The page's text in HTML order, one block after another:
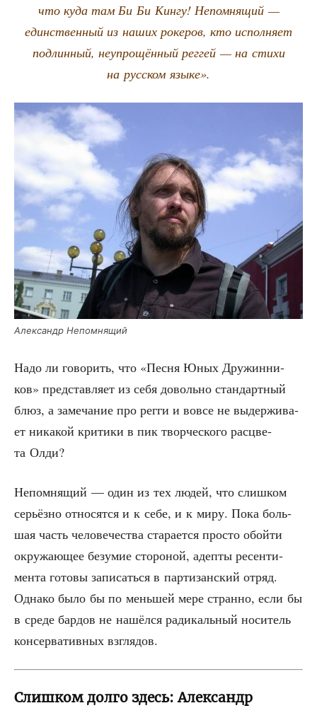
что куда там Би Би Кин­гу! Непом­ня­щий —
един­ствен­ный из наших роке­ров, кто испол­ня­ет
под­лин­ный, неу­про­щён­ный рег­гей — на сти­хи
на рус­ском языке».
Алек­сандр Непомнящий
Надо ли гово­рить, что «Пес­ня Юных Дру­жин­ни­
ков» пред­став­ля­ет из себя доволь­но стан­дарт­ный
блюз, а заме­ча­ние про рег­ги и вовсе не выдер­жи­ва­
ет ника­кой кри­ти­ки в пик твор­че­ско­го рас­цве­
та Олди?
Непом­ня­щий — один из тех людей, что слиш­ком
серьёз­но отно­сят­ся и к себе, и к миру. Пока боль­
шая часть чело­ве­че­ства ста­ра­ет­ся про­сто обой­ти
окру­жа­ю­щее безу­мие сто­ро­ной, адеп­ты ресен­ти­
мен­та гото­вы запи­сать­ся в пар­ти­зан­ский отряд.
Одна­ко было бы по мень­шей мере стран­но, если бы
в сре­де бар­дов не нашёл­ся ради­каль­ный носи­тель
кон­сер­ва­тив­ных взглядов.
Cлишком долго здесь: Александр